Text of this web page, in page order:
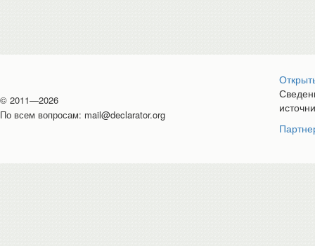
© 2011—2026
По всем вопросам: mail@declarator.org